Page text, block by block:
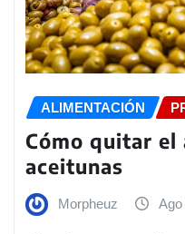
ALIMENTACIÓN
Cómo quitar el
aceitunas
Morpheuz Ago